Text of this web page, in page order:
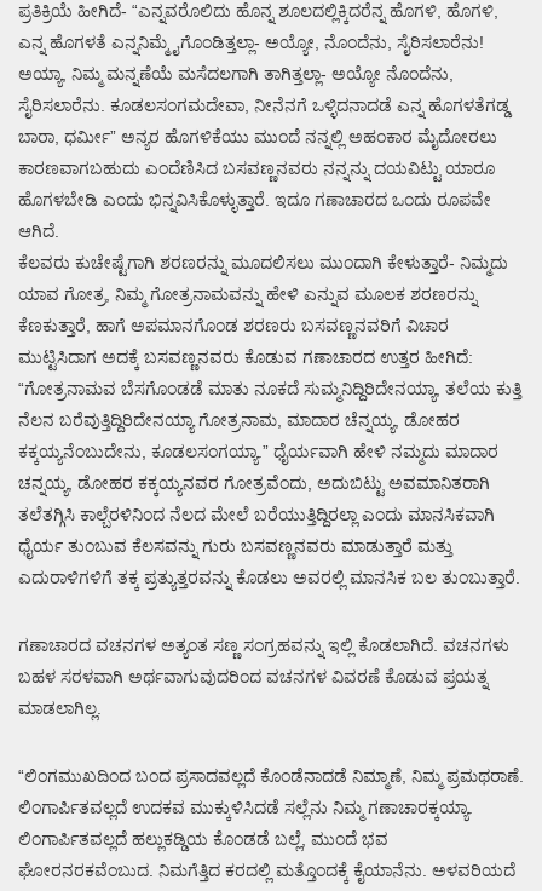
ಪ್ರತಿಕ್ರಿಯೆ ಹೀಗಿದೆ- “ಎನ್ನವರೊಲಿದು ಹೊನ್ನ ಶೂಲದಲ್ಲಿಕ್ಕಿದರೆನ್ನ ಹೊಗಳಿ, ಹೊಗಳಿ,
ಎನ್ನ ಹೊಗಳತೆ ಎನ್ನನಿಮ್ಮೈಗೊಂಡಿತ್ತಲ್ಲಾ- ಅಯ್ಯೋ, ನೊಂದೆನು, ಸೈರಿಸಲಾರೆನು!
ಅಯ್ಯಾ, ನಿಮ್ಮ ಮನ್ನಣೆಯೆ ಮಸೆದಲಗಾಗಿ ತಾಗಿತ್ತಲ್ಲಾ- ಅಯ್ಯೋ ನೊಂದೆನು,
ಸೈರಿಸಲಾರೆನು. ಕೂಡಲಸಂಗಮದೇವಾ, ನೀನೆನಗೆ ಒಳ್ಳಿದನಾದಡೆ ಎನ್ನ ಹೊಗಳತೆಗಡ್ಡ
ಬಾರಾ, ಧರ್ಮೀ” ಅನ್ಯರ ಹೊಗಳಿಕೆಯು ಮುಂದೆ ನನ್ನಲ್ಲಿ ಅಹಂಕಾರ ಮೈದೋರಲು
ಕಾರಣವಾಗಬಹುದು ಎಂದೆಣಿಸಿದ ಬಸವಣ್ಣನವರು ನನ್ನನ್ನು ದಯವಿಟ್ಟು ಯಾರೂ
ಹೊಗಳಬೇಡಿ ಎಂದು ಭಿನ್ನವಿಸಿಕೊಳ್ಳುತ್ತಾರೆ. ಇದೂ ಗಣಾಚಾರದ ಒಂದು ರೂಪವೇ
ಆಗಿದೆ.
ಕೆಲವರು ಕುಚೇಷ್ಟೆಗಾಗಿ ಶರಣರನ್ನು ಮೂದಲಿಸಲು ಮುಂದಾಗಿ ಕೇಳುತ್ತಾರೆ- ನಿಮ್ಮದು
ಯಾವ ಗೋತ್ರ, ನಿಮ್ಮ ಗೋತ್ರನಾಮವನ್ನು ಹೇಳಿ ಎನ್ನುವ ಮೂಲಕ ಶರಣರನ್ನು
ಕೆಣಕುತ್ತಾರೆ, ಹಾಗೆ ಅಪಮಾನಗೊಂಡ ಶರಣರು ಬಸವಣ್ಣನವರಿಗೆ ವಿಚಾರ
ಮುಟ್ಟಿಸಿದಾಗ ಅದಕ್ಕೆ ಬಸವಣ್ಣನವರು ಕೊಡುವ ಗಣಾಚಾರದ ಉತ್ತರ ಹೀಗಿದೆ:
“ಗೋತ್ರನಾಮವ ಬೆಸಗೊಂಡಡೆ ಮಾತು ನೂಕದೆ ಸುಮ್ಮನಿದ್ದಿರಿದೇನಯ್ಯಾ, ತಲೆಯ ಕುತ್ತಿ
ನೆಲನ ಬರೆವುತ್ತಿದ್ದಿರಿದೇನಯ್ಯಾ ಗೋತ್ರನಾಮ, ಮಾದಾರ ಚೆನ್ನಯ್ಯ, ಡೋಹರ
ಕಕ್ಕಯ್ಯನೆಂಬುದೇನು, ಕೂಡಲಸಂಗಯ್ಯಾ.” ಧೈರ್ಯವಾಗಿ ಹೇಳಿ ನಮ್ಮದು ಮಾದಾರ
ಚನ್ನಯ್ಯ, ಡೋಹರ ಕಕ್ಕಯ್ಯನವರ ಗೋತ್ರವೆಂದು, ಅದುಬಿಟ್ಟು ಅವಮಾನಿತರಾಗಿ
ತಲೆತಗ್ಗಿಸಿ ಕಾಲ್ಬೆರಳಿನಿಂದ ನೆಲದ ಮೇಲೆ ಬರೆಯುತ್ತಿದ್ದಿರಲ್ಲಾ ಎಂದು ಮಾನಸಿಕವಾಗಿ
ಧೈರ್ಯ ತುಂಬುವ ಕೆಲಸವನ್ನು ಗುರು ಬಸವಣ್ಣನವರು ಮಾಡುತ್ತಾರೆ ಮತ್ತು
ಎದುರಾಳಿಗಳಿಗೆ ತಕ್ಕ ಪ್ರತ್ಯುತ್ತರವನ್ನು ಕೊಡಲು ಅವರಲ್ಲಿ ಮಾನಸಿಕ ಬಲ ತುಂಬುತ್ತಾರೆ.
ಗಣಾಚಾರದ ವಚನಗಳ ಅತ್ಯಂತ ಸಣ್ಣ ಸಂಗ್ರಹವನ್ನು ಇಲ್ಲಿ ಕೊಡಲಾಗಿದೆ. ವಚನಗಳು
ಬಹಳ ಸರಳವಾಗಿ ಅರ್ಥವಾಗುವುದರಿಂದ ವಚನಗಳ ವಿವರಣೆ ಕೊಡುವ ಪ್ರಯತ್ನ
ಮಾಡಲಾಗಿಲ್ಲ.
“ಲಿಂಗಮುಖದಿಂದ ಬಂದ ಪ್ರಸಾದವಲ್ಲದೆ ಕೊಂಡೆನಾದಡೆ ನಿಮ್ಮಾಣೆ, ನಿಮ್ಮ ಪ್ರಮಥರಾಣೆ.
ಲಿಂಗಾರ್ಪಿತವಲ್ಲದೆ ಉದಕವ ಮುಕ್ಕುಳಿಸಿದಡೆ ಸಲ್ಲೆನು ನಿಮ್ಮ ಗಣಾಚಾರಕ್ಕಯ್ಯಾ.
ಲಿಂಗಾರ್ಪಿತವಲ್ಲದೆ ಹಲ್ಲುಕಡ್ಡಿಯ ಕೊಂಡಡೆ ಬಲ್ಲೆ, ಮುಂದೆ ಭವ
ಘೋರನರಕವೆಂಬುದ. ನಿಮಗೆತ್ತಿದ ಕರದಲ್ಲಿ ಮತ್ತೊಂದಕ್ಕೆ ಕೈಯಾನೆನು. ಅಳವರಿಯದೆ